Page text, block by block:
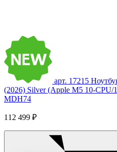
арт. 17215
(2026) Silver (Apple M5 10-CPU/
MDH74
112 499 ₽